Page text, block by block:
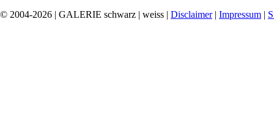
© 2004-2026 | GALERIE schwarz | weiss | Disclaimer| Impressum |